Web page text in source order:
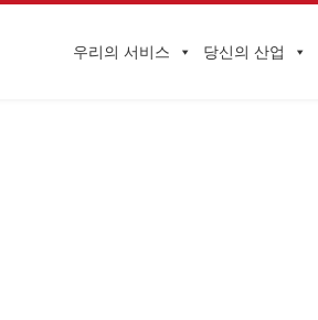
우리의 서비스 당신의 산업